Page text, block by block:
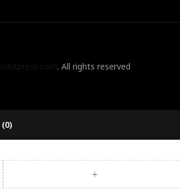
. All rights reserved
(0)